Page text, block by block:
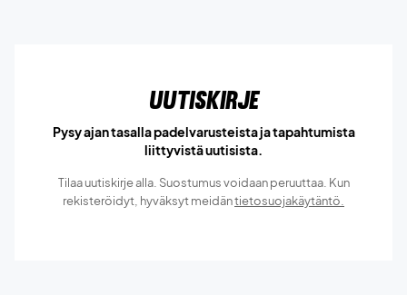
Uutiskirje
Pysy ajan tasalla padelvarusteista ja tapahtumista
liittyvistä uutisista.
Tilaa uutiskirje alla. Suostumus voidaan peruuttaa. Kun
rekisteröidyt, hyväksyt meidäntietosuojakäytäntö.